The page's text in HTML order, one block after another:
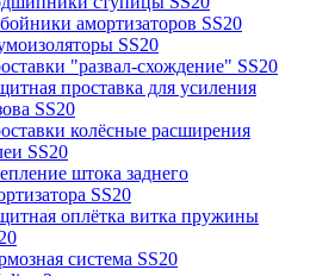
амортизаторов SS20
SS20
"развал-схождение" SS20
проставка для усиления
SS20
колёсные расширения
SS20
штока заднего
SS20
оплётка витка пружины
система SS20